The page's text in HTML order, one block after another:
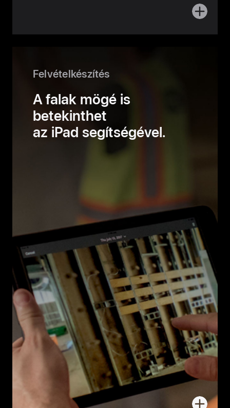
További
az
Felvételkészítés
A falak mögé is
betekinthet
az iPad segítségével.
További